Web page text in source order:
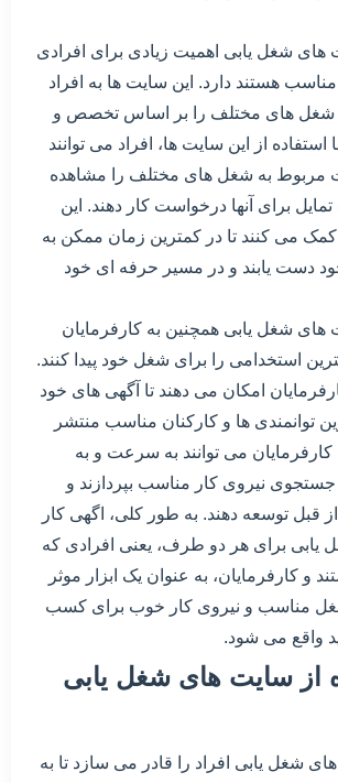
های شغل یابی اهمیت زیادی برای افرادی
هستند دارد. این سایت ها به افراد
شغل های مختلف را بر اساس تخصص و
استفاده از این سایت ها، افراد می توانند
مربوط به شغل های مختلف را مشاهده
برای آنها درخواست کار دهند. این
کمک می کنند تا در کمترین زمان ممکن به
دست یابند و در مسیر حرفه ای خود
های شغل یابی همچنین به کارفرمایان
استخدامی را برای شغل خود پیدا کنند.
امکان می دهند تا آگهی های خود
توانمندی ها و کارکنان مناسب منتشر
کارفرمایان می توانند به سرعت و به
نیروی کار مناسب بپردازند و
قبل توسعه دهند. به طور کلی، اگهی کار
یابی برای هر دو طرف، یعنی افرادی که
و کارفرمایان، به عنوان یک ابزار موثر
مناسب و نیروی کار خوب برای کسب
واقع می شود.
از سایت های شغل یابی
شغل یابی افراد را قادر می سازد تا به